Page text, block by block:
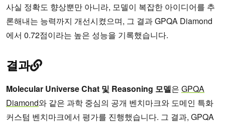
사실 정확도 향상뿐만 아니라, 모델이 복잡한 아이디어를 추
론해내는 능력까지 개선시켰으며, 그 결과 GPQA Diamond
에서 0.72점이라는 높은 성능을 기록했습니다.
결과
Molecular Universe Chat 및 Reasoning 모델은 GPQA
Diamond와 같은 과학 중심의 공개 벤치마크와 도메인 특화
커스텀 벤치마크에서 평가를 진행했습니다. 그 결과, GPQA